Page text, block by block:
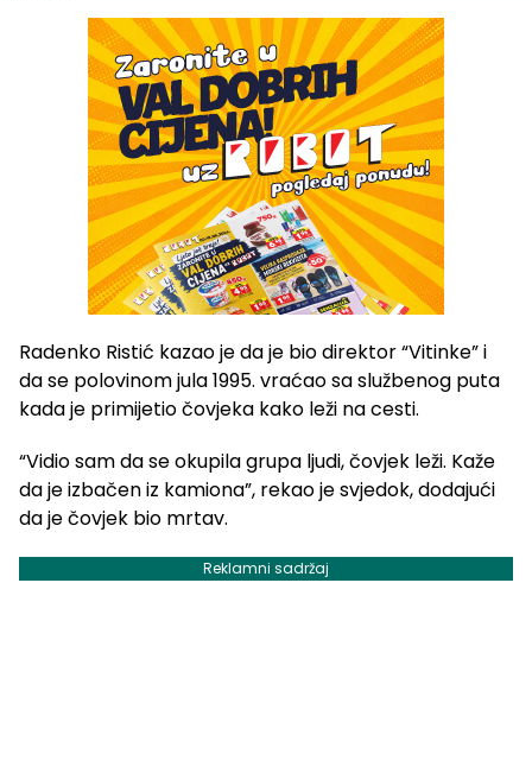
Radenko Ristić kazao je da je bio direktor “Vitinke” i
da se polovinom jula 1995. vraćao sa službenog puta
kada je primijetio čovjeka kako leži na cesti.
“Vidio sam da se okupila grupa ljudi, čovjek leži. Kaže
da je izbačen iz kamiona”, rekao je svjedok, dodajući
da je čovjek bio mrtav.
Reklamni sadržaj